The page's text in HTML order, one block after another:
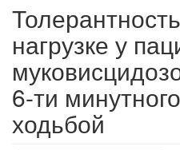
нагрузке у
6-ти
ходьбой